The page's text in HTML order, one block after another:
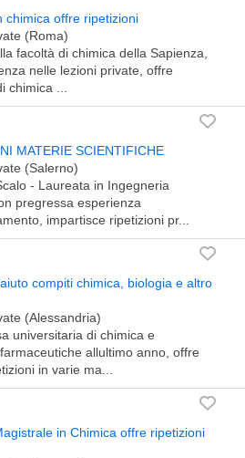
chimica offre ripetizioni
(Roma)
facoltà di chimica della Sapienza,
nelle lezioni private, offre
chimica ...
MATERIE SCIENTIFICHE
(Salerno)
- Laureata in Ingegneria
pregressa esperienza
impartisce ripetizioni pr...
compiti chimica, biologia e altro
(Alessandria)
universitaria di chimica e
allultimo anno, offre
in varie ma...
in Chimica offre ripetizioni